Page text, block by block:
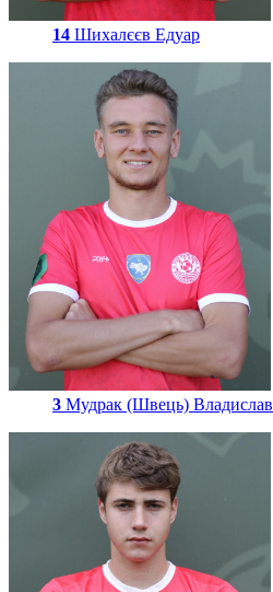
14 Шихалєєв Едуар
3 Мудрак (Швець) Владислав